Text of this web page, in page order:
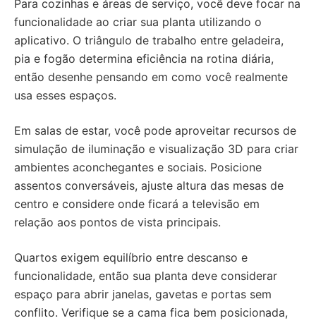
Para cozinhas e áreas de serviço, você deve focar na
funcionalidade ao criar sua planta utilizando o
aplicativo. O triângulo de trabalho entre geladeira,
pia e fogão determina eficiência na rotina diária,
então desenhe pensando em como você realmente
usa esses espaços.
Em salas de estar, você pode aproveitar recursos de
simulação de iluminação e visualização 3D para criar
ambientes aconchegantes e sociais. Posicione
assentos conversáveis, ajuste altura das mesas de
centro e considere onde ficará a televisão em
relação aos pontos de vista principais.
Quartos exigem equilíbrio entre descanso e
funcionalidade, então sua planta deve considerar
espaço para abrir janelas, gavetas e portas sem
conflito. Verifique se a cama fica bem posicionada,